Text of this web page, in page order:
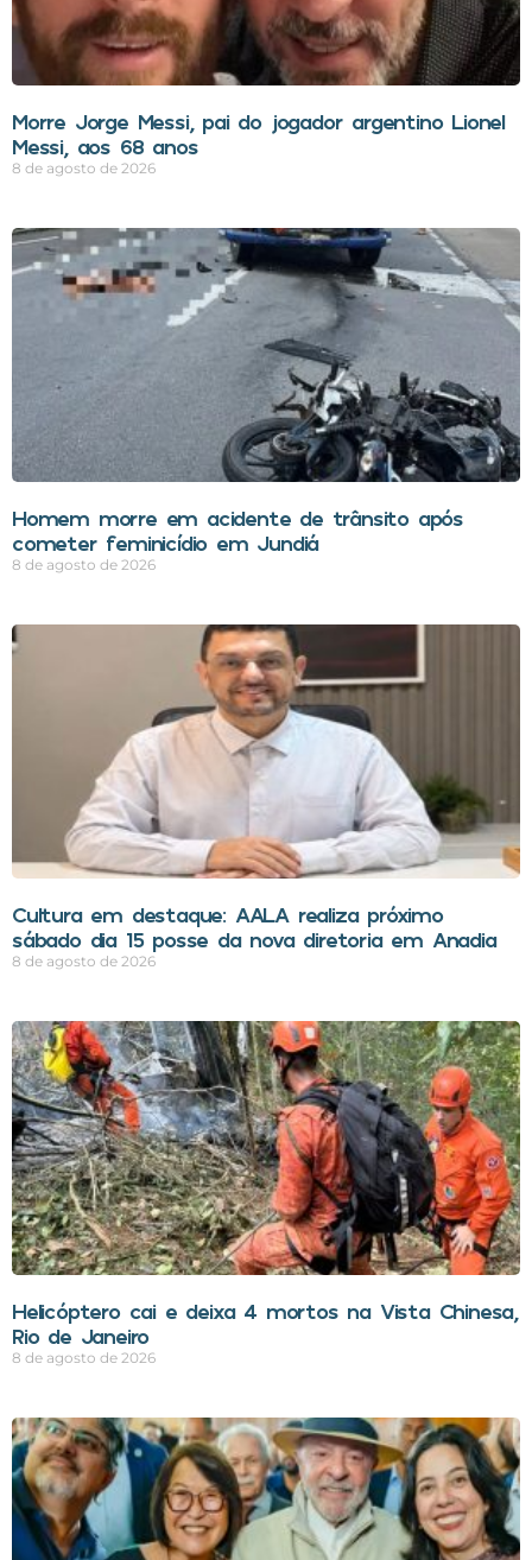
Morre Jorge Messi, pai do jogador argentino Lionel
Messi, aos 68 anos
8 de agosto de 2026
Homem morre em acidente de trânsito após
cometer feminicídio em Jundiá
8 de agosto de 2026
Cultura em destaque: AALA realiza próximo
sábado dia 15 posse da nova diretoria em Anadia
8 de agosto de 2026
Helicóptero cai e deixa 4 mortos na Vista Chinesa,
Rio de Janeiro
8 de agosto de 2026